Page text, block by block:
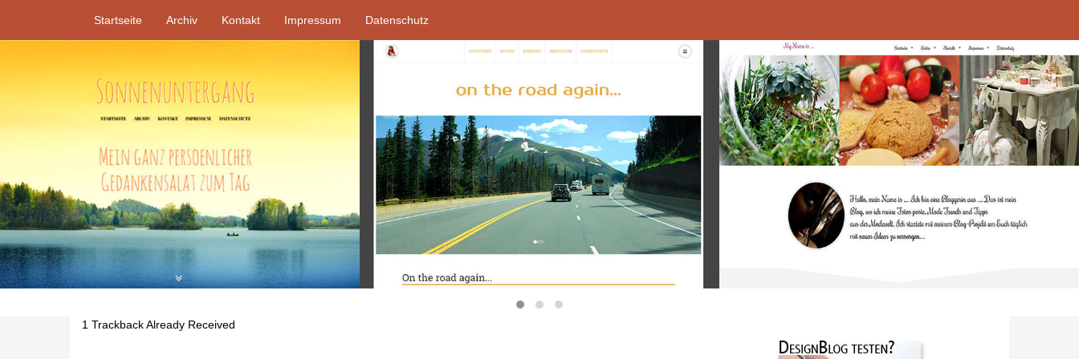
Startseite Archiv Kontakt Impressum Datenschutz
1 Trackback Already Received